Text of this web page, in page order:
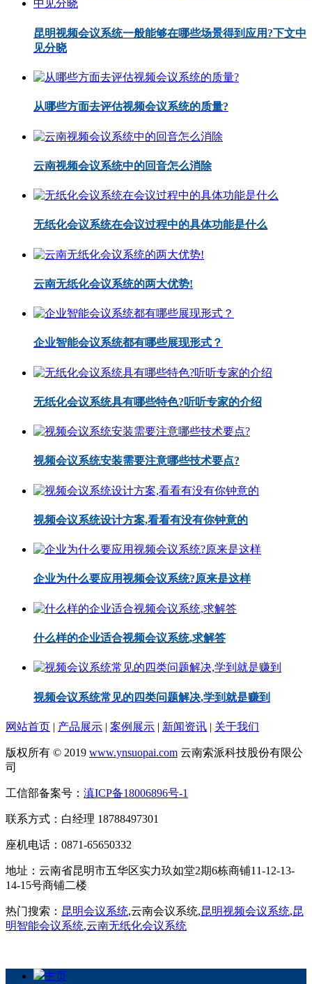
昆明视频会议系统一般能够在哪些场景得到应用?下文中
见分晓
从哪些方面去评估视频会议系统的质量?
云南视频会议系统中的回音怎么消除
无纸化会议系统在会议过程中的具体功能是什么
云南无纸化会议系统的两大优势!
企业智能会议系统都有哪些展现形式？
无纸化会议系统具有哪些特色?听听专家的介绍
视频会议系统安装需要注意哪些技术要点?
视频会议系统设计方案,看看有没有你钟意的
企业为什么要应用视频会议系统?原来是这样
什么样的企业适合视频会议系统,求解答
视频会议系统常见的四类问题解决,学到就是赚到
网站首页 | 产品展示 | 案例展示 | 新闻资讯 | 关于我们
版权所有 © 2019 www.ynsuopai.com 云南索派科技股份有限公
司
工信部备案号： 滇ICP备18006896号-1
联系方式：白经理 18788497301
座机电话：0871-65650332
地址：云南省昆明市五华区实力玖如堂2期6栋商铺11-12-13-
14-15号商铺二楼
热门搜索： 昆明会议系统,云南会议系统,昆明视频会议系统,昆
明智能会议系统,云南无纸化会议系统
主页